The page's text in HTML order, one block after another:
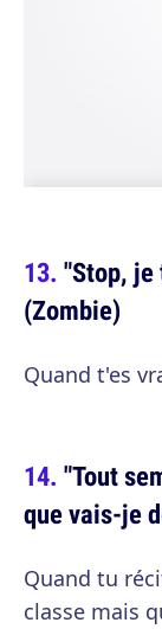
"Stop,
(Zombie)
Quand t'es
"Tout
que vais-je
Quand tu
classe mais